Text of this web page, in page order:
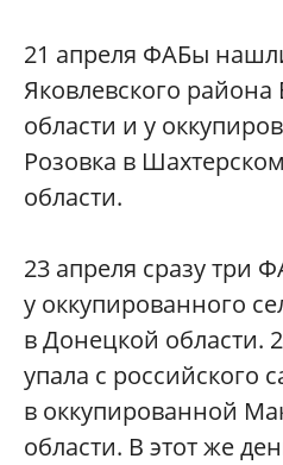
21 апреля ФАБы
Яковлевского района
области и у
Розовка в
области.
23 апреля сразу три
у оккупированного
в Донецкой области.
упала с российского
в оккупированной
области. В этот же